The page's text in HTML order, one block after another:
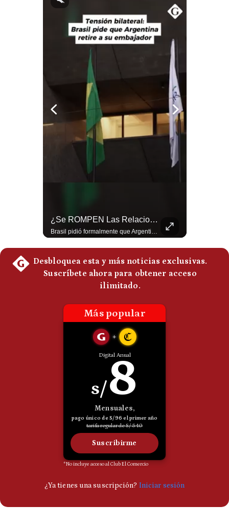
Frecuentes
¿Se ROMPEN Las Relaciones Entre Brasil Y Argentina? | Gestión Mundo